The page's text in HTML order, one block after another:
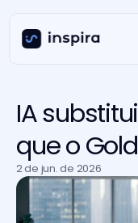
IA
que o
2 de jun. de 2026